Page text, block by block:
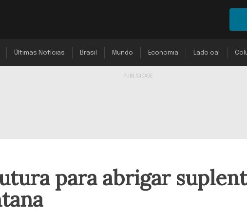
Últimas Notícias Brasil Mundo Economia Lado oa!
para abrigar